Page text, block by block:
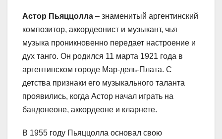
Астор Пьяццолла – знаменитый аргентинский
композитор, аккордеонист и музыкант, чья
музыка проникновенно передает настроение и
дух танго. Он родился 11 марта 1921 года в
аргентинском городе Мар-дель-Плата. С
детства признаки его музыкального таланта
проявились, когда Астор начал играть на
бандонеоне, аккордеоне и кларнете.
В 1955 году Пьяццолла основал свою